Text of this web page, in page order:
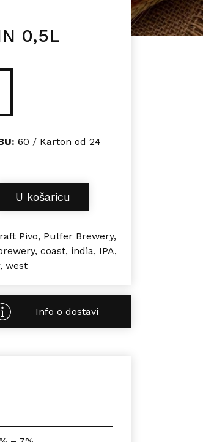
0,5L
60 / Karton od 24
0,5L količina
U košaricu
Pivo, Pulfer Brewery,
, coast, india, IPA,
, west
Info o dostavi